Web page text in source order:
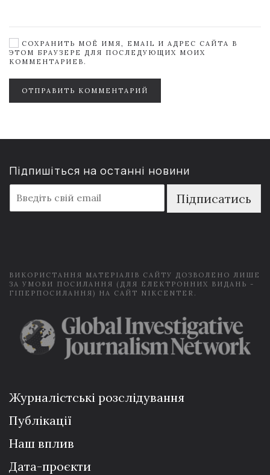
СОХРАНИТЬ МОЁ ИМЯ, EMAIL И АДРЕС САЙТА В
ЭТОМ БРАУЗЕРЕ ДЛЯ ПОСЛЕДУЮЩИХ МОИХ
КОММЕНТАРИЕВ.
ОТПРАВИТЬ КОММЕНТАРИЙ
Підпишіться на останні новини
m
a
Підписатись
ВИКОРИСТАННЯ МАТЕРІАЛІВ САЙТУ ДОЗВОЛЕНО ЛИШЕ
ЗА УМОВИ ПОСИЛАННЯ (ДЛЯ ЕЛЕКТРОННИХ ВИДАНЬ -
ГІПЕРПОСИЛАННЯ) НА САЙТ NIKCENTER.
Журналістські розслідування
Публікації
Наш вплив
Дата-проєкти